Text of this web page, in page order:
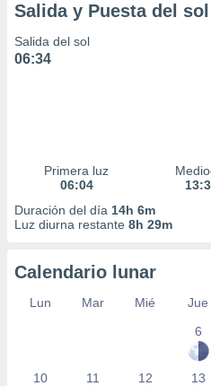
Salida y Puesta del sol
Salida del sol
06:34
Primera luz
06:04
Duración del día 14h 6m
Luz diurna restante 8h 29m
Calendario lunar
Lun Mar Mié Jue
6
10 11 12 13